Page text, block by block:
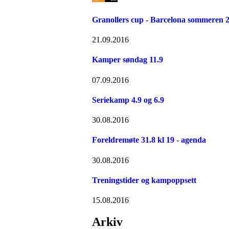
Granollers cup - Barcelona sommeren
21.09.2016
Kamper søndag 11.9
07.09.2016
Seriekamp 4.9 og 6.9
30.08.2016
Foreldremøte 31.8 kl 19 - agenda
30.08.2016
Treningstider og kampoppsett
15.08.2016
Arkiv